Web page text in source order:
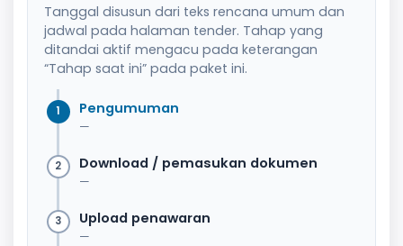
Tanggal disusun dari teks rencana umum dan
jadwal pada halaman tender. Tahap yang
ditandai aktif mengacu pada keterangan
“Tahap saat ini” pada paket ini.
1 Pengumuman
—
2 Download / pemasukan dokumen
—
3 Upload penawaran
—